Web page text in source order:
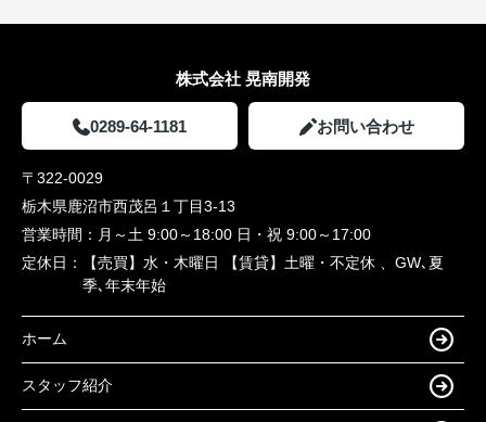
株式会社 晃南開発
0289-64-1181 お問い合わせ
〒322-0029
栃木県鹿沼市西茂呂１丁目3-13
営業時間： 月～土 9:00～18:00 日・祝 9:00～17:00
定休日：
【売買】水・木曜日 【賃貸】土曜・不定休 、GW､夏
季､年末年始
ホーム
スタッフ紹介